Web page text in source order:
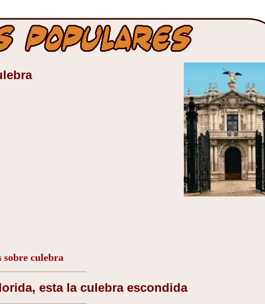
sobre culebra
esta la culebra escondida